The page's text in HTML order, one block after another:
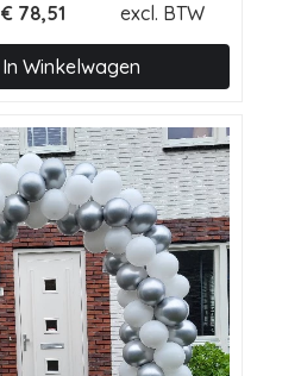
€ 78,51 excl. BTW
In Winkelwagen